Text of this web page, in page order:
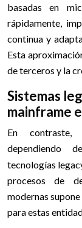
basadas en
rápidamente,
continua y
Esta
de terceros y la
Sistemas
mainframe
En contraste,
dependiendo
tecnologías
procesos de
modernas
para estas